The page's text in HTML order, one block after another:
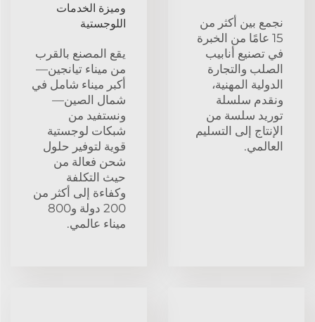
نجمع بين أكثر من
15 عامًا من الخبرة
في تصنيع أنابيب
الصلب والتجارة
الدولية المهنية،
ونقدم سلسلة
توريد سلسة من
الإنتاج إلى التسليم
العالمي.
وميزة الخدمات
اللوجستية
يقع المصنع بالقرب
من ميناء تيانجين—
أكبر ميناء شامل في
شمال الصين—
ونستفيد من
شبكات لوجستية
قوية لتوفير حلول
شحن فعالة من
حيث التكلفة
وكفاءة إلى أكثر من
200 دولة و800
ميناء عالمي.